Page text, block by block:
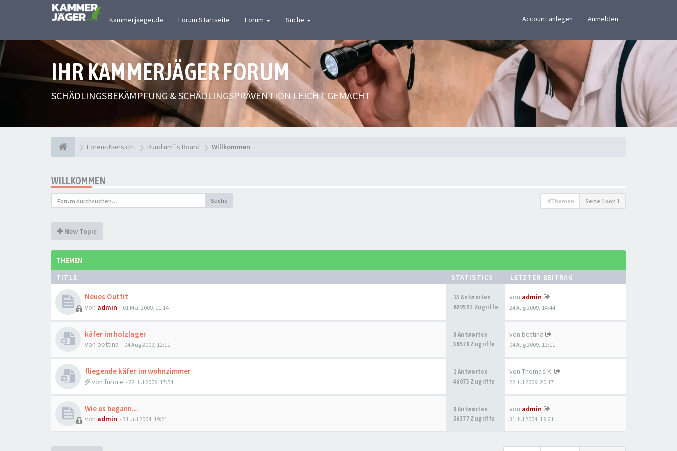
Kammerjaeger.de Forum Startseite Forum Suche Account anlegen Anmelden
IHR KAMMERJÄGER FORUM
SCHÄDLINGSBEKÄMPFUNG & SCHÄDLINGSPRÄVENTION LEICHT GEMACHT
Foren-Übersicht Rund um`s Board Willkommen
WILLKOMMEN
Suche 4 Themen Seite 1von 1
New Topic
THEMEN
TITLE
STATISTICS LETZTER BEITRAG
Neues Outfit
von admin - 01 Mai 2009, 11:14
13 Antworten
899591 Zugriffe
von admin
24 Aug 2009, 14:44
käfer im holzlager
von bettina - 04 Aug 2009, 12:11
0 Antworten
38570 Zugriffe
von bettina
04 Aug 2009, 12:11
fliegende käfer im wohnzimmer
von furore - 22 Jul 2009, 17:54
1 Antworten
46073 Zugriffe
von Thomas K.
22 Jul 2009, 20:17
Wie es begann...
von admin - 31 Jul 2004, 19:21
0 Antworten
56377 Zugriffe
von admin
31 Jul 2004, 19:21